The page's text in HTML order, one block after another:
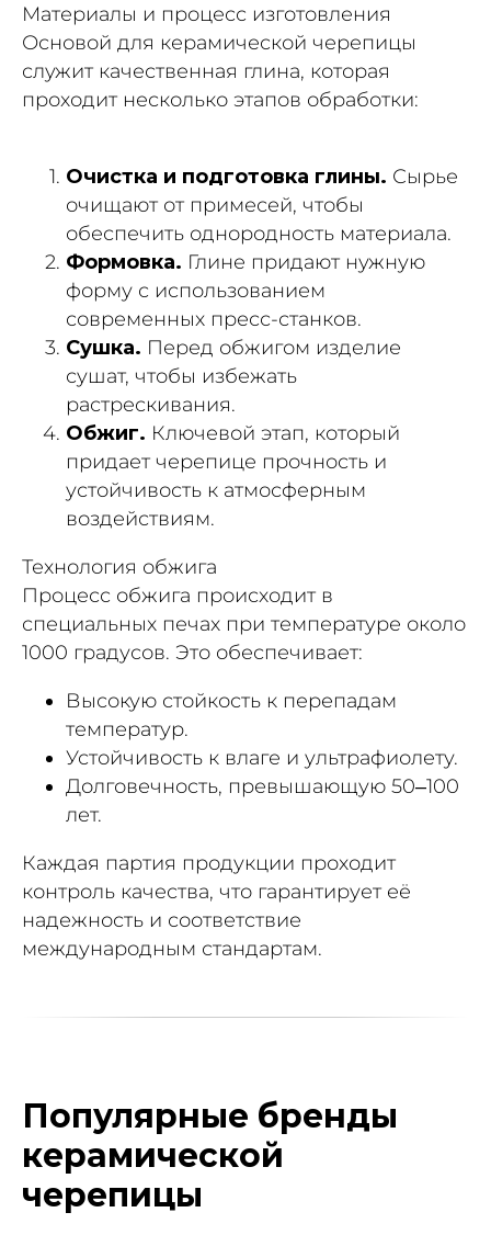
Материалы и процесс изготовления
Основой для керамической черепицы
служит качественная глина, которая
проходит несколько этапов обработки:
Очистка и подготовка глины. Сырье
очищают от примесей, чтобы
обеспечить однородность материала.
Формовка. Глине придают нужную
форму с использованием
современных пресс-станков.
Сушка. Перед обжигом изделие
сушат, чтобы избежать
растрескивания.
Обжиг. Ключевой этап, который
придает черепице прочность и
устойчивость к атмосферным
воздействиям.
Технология обжига
Процесс обжига происходит в
специальных печах при температуре около
1000 градусов. Это обеспечивает:
Высокую стойкость к перепадам
температур.
Устойчивость к влаге и ультрафиолету.
Долговечность, превышающую 50–100
лет.
Каждая партия продукции проходит
контроль качества, что гарантирует её
надежность и соответствие
международным стандартам.
Популярные бренды
керамической
черепицы